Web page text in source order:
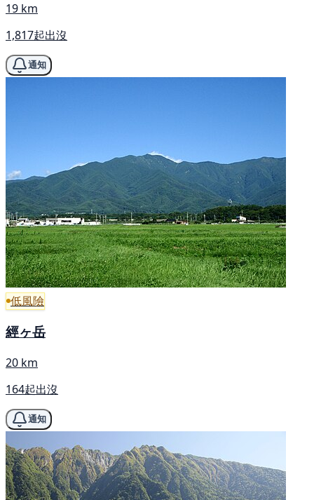
19 km
1,817起出沒
通知
低風險
經ヶ岳
20 km
164起出沒
通知